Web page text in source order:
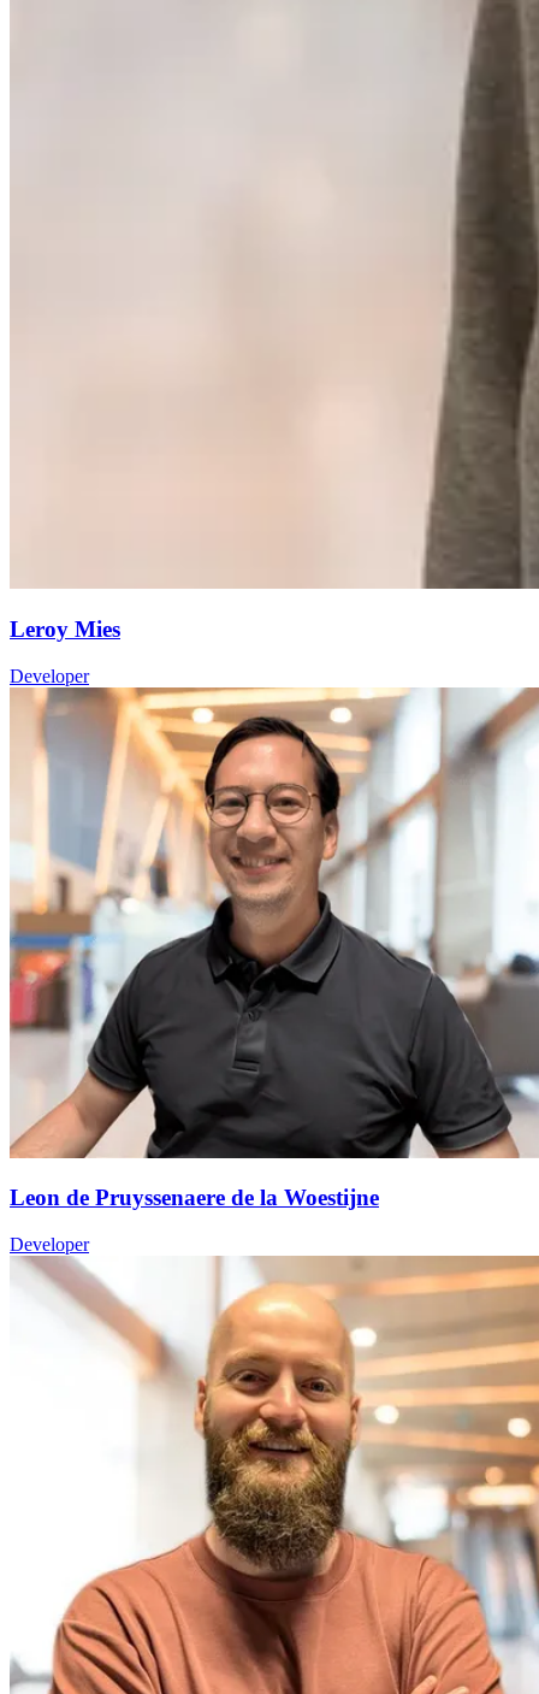
Leroy Mies
Developer
Leon de Pruyssenaere de la Woestijne
Developer